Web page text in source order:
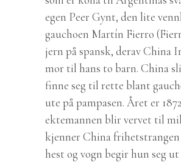
egen Peer Gynt, den lite
gauchoen Martín Fierro
jern på spansk, derav China
mor til hans to barn. China
finne seg til rette blant
ute på pampasen. Året er
ektemannen blir vervet til
kjenner China
hest og vogn begir hun seg